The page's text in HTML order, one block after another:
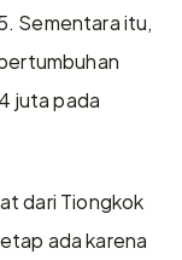
Sementara itu,
juta pada
dari Tiongkok
ada karena